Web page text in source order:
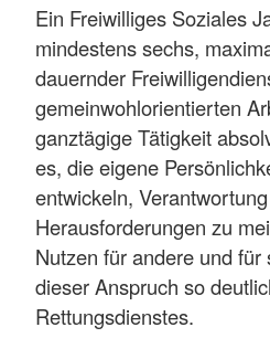
Ein Freiwilliges Soziales
mindestens sechs,
dauernder
gemeinwohlorientierten
ganztägige Tätigkeit
es, die eigene
entwickeln,
Herausforderungen zu
Nutzen für andere und
dieser Anspruch so
Rettungsdienstes.